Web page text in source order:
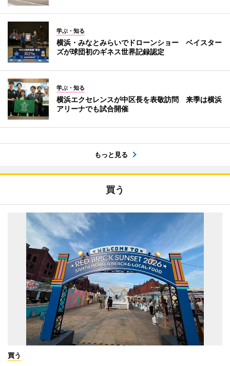
学ぶ・知る
横浜・みなとみらいでドローンショー ベイスター
ズが球団初のギネス世界記録認定
学ぶ・知る
横浜エクセレンスが中区長を表敬訪問 来季は横浜
アリーナでも試合開催
もっと見る
買う
買う